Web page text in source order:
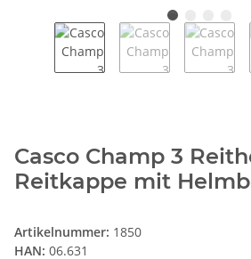
Casco Champ 3
Reitkappe mit
Artikelnummer: 1850
HAN: 06.631